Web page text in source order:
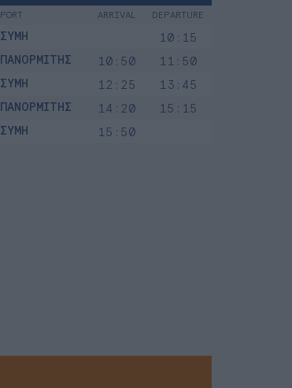
PORT ARRIVAL DEPARTURE
ΣΥΜΗ
10:15
ΠΑΝΟΡΜΙΤΗΣ
10:50
11:50
ΣΥΜΗ
12:25
13:45
ΠΑΝΟΡΜΙΤΗΣ
14:20
15:15
ΣΥΜΗ
15:50